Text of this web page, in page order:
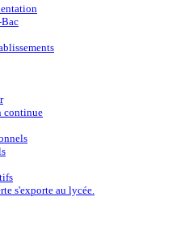
continue
s'exporte au lycée.